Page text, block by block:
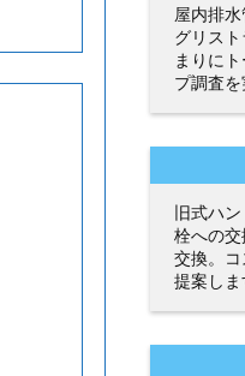
屋内排
グリス
まりに
プ調査を
旧式ハ
栓への
交換。
提案しま